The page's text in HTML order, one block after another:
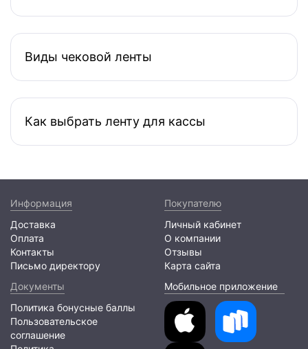
Виды чековой ленты
Как выбрать ленту для кассы
Информация
Доставка
Оплата
Контакты
Письмо директору
Покупателю
Личный кабинет
О компании
Отзывы
Карта сайта
Документы
Политика бонусные баллы
Пользовательское
соглашение
Мобильное приложение